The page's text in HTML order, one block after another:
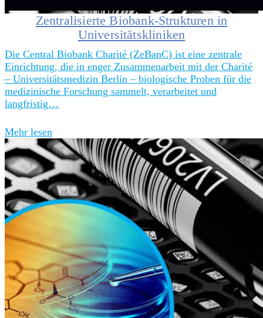
Zentralisierte Biobank-Strukturen in
Universitätskliniken
Die Central Biobank Charité (ZeBanC) ist eine zentrale
Einrichtung, die in enger Zusammenarbeit mit der Charité
– Universitätsmedizin Berlin – biologische Proben für die
medizinische Forschung sammelt, verarbeitet und
langfristig…
Mehr lesen